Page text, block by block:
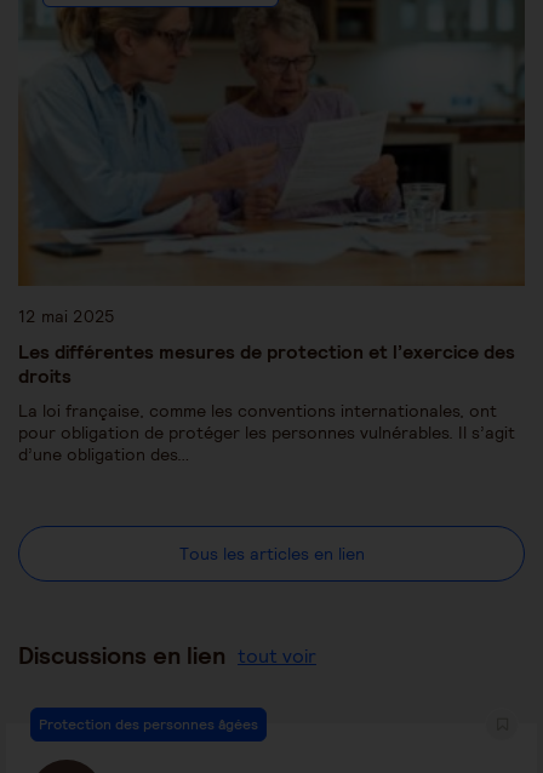
12 mai 2025
Les différentes mesures de protection et l’exercice des
droits
La loi française, comme les conventions internationales, ont
pour obligation de protéger les personnes vulnérables. Il s’agit
d’une obligation des…
Tous les articles en lien
Discussions en lien tout voir
Protection des personnes âgées